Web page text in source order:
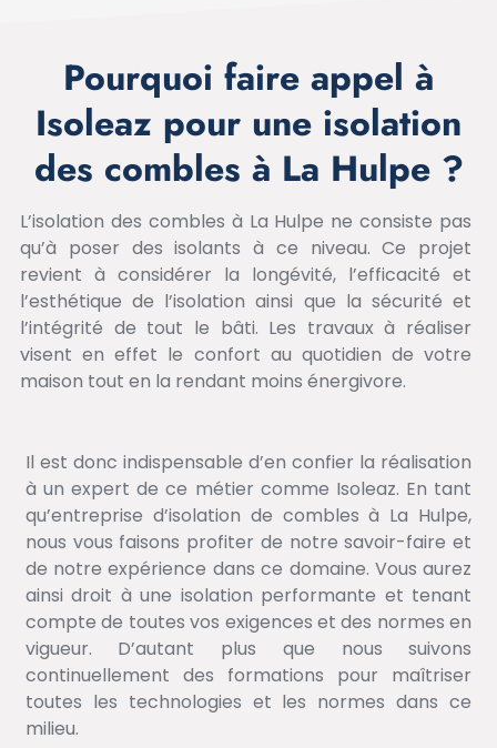
Pourquoi faire appel à
Isoleaz pour une isolation
des combles à La Hulpe ?
L’isolation des combles à La Hulpe ne consiste pas
qu’à poser des isolants à ce niveau. Ce projet
revient à considérer la longévité, l’efficacité et
l’esthétique de l’isolation ainsi que la sécurité et
l’intégrité de tout le bâti. Les travaux à réaliser
visent en effet le confort au quotidien de votre
maison tout en la rendant moins énergivore.
Il est donc indispensable d’en confier la réalisation
à un expert de ce métier comme Isoleaz. En tant
qu’entreprise d’isolation de combles à La Hulpe,
nous vous faisons profiter de notre savoir-faire et
de notre expérience dans ce domaine. Vous aurez
ainsi droit à une isolation performante et tenant
compte de toutes vos exigences et des normes en
vigueur. D’autant plus que nous suivons
continuellement des formations pour maîtriser
toutes les technologies et les normes dans ce
milieu.